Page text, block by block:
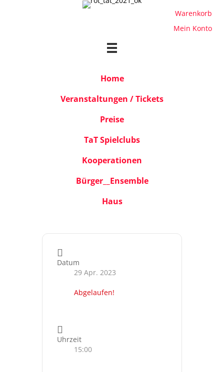
Warenkorb
Mein Konto
Home
Veranstaltungen / Tickets
Preise
TaT Spielclubs
Kooperationen
Bürger__Ensemble
Haus
Datum
29 Apr. 2023
Abgelaufen!
Uhrzeit
15:00